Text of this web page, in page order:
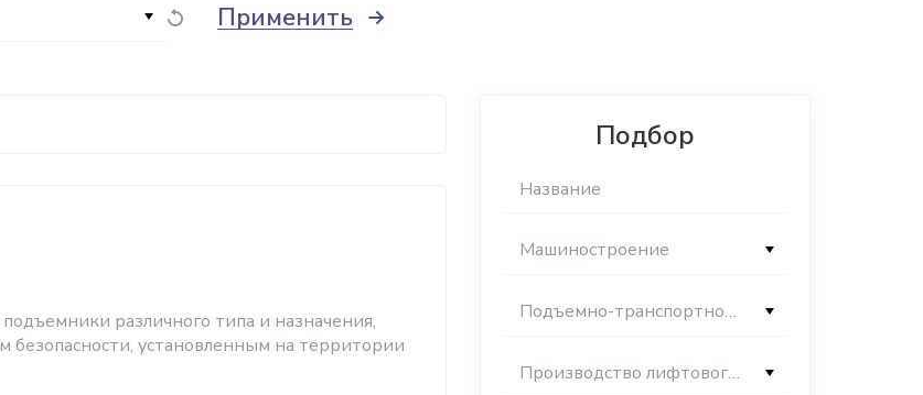
Применить
различного типа и назначения,
безопасности, установленным на территории
Подбор
Машиностроение
Подъемно-транспортное машиностроение
Производство лифтового оборудования